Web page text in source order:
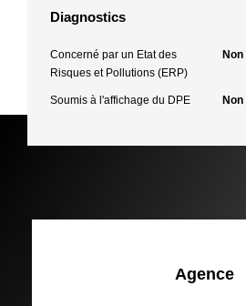
Diagnostics
Concerné par un Etat des
Risques et Pollutions (ERP)
Non
Soumis à l'affichage du DPE Non
Agence